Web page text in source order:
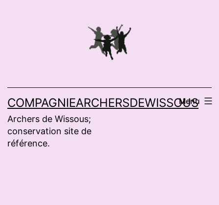
COMPAGNIEARCHERSDEWISSOUS
Archers de Wissous;
conservation site de
référence.
Menu